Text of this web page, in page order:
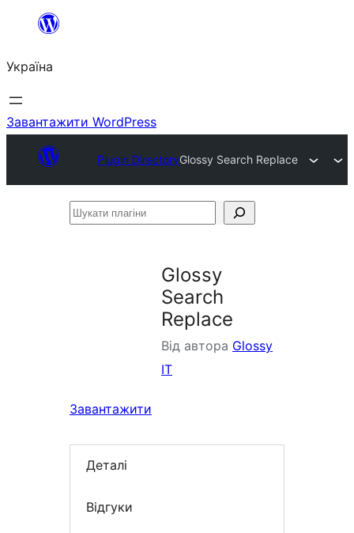
Перейти
вмісту
Україна
Завантажити WordPress
Plugin DirectoryGlossy Search Replace
Шукати
Glossy
Search
Replace
Від автора Glossy
IT
Завантажити
Деталі
Відгуки